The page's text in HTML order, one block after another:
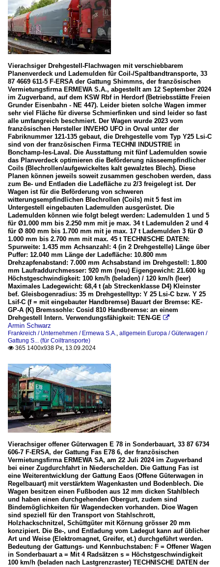
Vierachsiger Drehgestell-Flachwagen mit verschiebbarem
Planenverdeck und Lademulden für Coil-/Spaltbandtransporte, 33
87 4669 611-5 F-ERSA der Gattung Shimmns, der französischen
Vermietungsfirma ERMEWA S.A., abgestellt am 12 September 2024
im Zugverband, auf dem KSW Rbf in Herdorf (Betriebsstätte Freien
Grunder Eisenbahn - NE 447). Leider bieten solche Wagen immer
sehr viel Fläche für diverse Schmierfinken und sind leider so fast
alle umfangreich beschmiert. Der Wagen wurde 2023 vom
französischen Hersteller INVEHO UFO in Orval unter der
Fabriknummer 121-135 gebaut, die Drehgestelle vom Typ Y25 Lsi-C
sind von der französischen Firma TECHNI INDUSTRIE in
Bonchamp-les-Laval. Die Ausstattung mit fünf Lademulden sowie
das Planverdeck optimieren die Beförderung nässeempfindlicher
Coils (Blechrollen/aufgewickeltes kalt gewalztes Blech). Diese
Planen können jeweils soweit zusammen geschoben werden, dass
zum Be- und Entladen die Ladefläche zu 2/3 freigelegt ist. Der
Wagen ist für die Beförderung von schweren
witterungsempfindlichen Blechrollen (Coils) mit 5 fest im
Untergestell eingebauten Lademulden ausgerüstet. Die
Lademulden können wie folgt belegt werden: Lademulden 1 und 5
für Ø1.000 mm bis 2.250 mm mit je max. 34 t Lademulden 2 und 4
für Ø 800 mm bis 1.700 mm mit je max. 17 t Lademulden 3 für Ø
1.000 mm bis 2.700 mm mit max. 45 t TECHNISCHE DATEN:
Spurweite: 1.435 mm Achsanzahl: 4 (in 2 Drehgestelle) Länge über
Puffer: 12.040 mm Länge der Ladefläche: 10.800 mm
Drehzapfenabstand: 7.000 mm Achsabstand im Drehgestell: 1.800
mm Laufraddurchmesser: 920 mm (neu) Eigengewicht: 21.600 kg
Höchstgeschwindigkeit: 100 km/h (beladen) / 120 km/h (leer)
Maximales Ladegewicht: 68,4 t (ab Streckenklasse D4) Kleinster
bef. Gleisbogenradius: 35 m Drehgestelltyp: Y 25 Lsi-C bzw. Y 25
Lsif-C (f = mit eingebauter Handbremse) Bauart der Bremse: KE-
GP-A (K) Bremssohle: Cosid 810 Handbremse: an einem
Drehgestell Intern. Verwendungsfähigkeit: TEN-GE 
Armin Schwarz
Frankreich / Unternehmen / Ermewa S.A., allgemein Europa / Güterwagen /
Gattung S... (für Coiltransporte)
 365 1400x938 Px, 13.09.2024
Vierachsiger offener Güterwagen E 78 in Sonderbauart, 33 87 6734
606-7 F-ERSA, der Gattung Fas E78 6, der französischen
Vermietungsfirma ERMEWA SA, am 22 Juli 2024 im Zugverband
bei einer Zugdurchfahrt in Niederschelden. Die Gattung Fas ist
eine Weiterentwicklung der Gattung Eaos (Offene Güterwagen in
Regelbauart) mit verstärktem Wagenkasten und Bodenblech. Die
Wagen besitzen einen Fußboden aus 12 mm dicken Stahlblech
und haben einen durchgehenden Obergurt, zudem sind
Bindemöglichkeiten für Wagendecken vorhanden. Dioe Wagen
sind speziell für den Transport von Stahlschrott,
Holzhackschnitzel, Schüttgüter mit Körnung grösser 20 mm
konzipiert. Die Be-, und Entladung vom Ladegut kann auf üblicher
Art und Weise (Elektromagnet, Greifer, et.) durchgeführt werden.
Bedeutung der Gattungs- und Kennbuchstaben: F = Offener Wagen
in Sonderbauart a = Mit 4 Radsätzen s = Höchstgeschwindigkeit
100 km/h (beladen nach Lastgrenzraster) TECHNISCHE DATEN der